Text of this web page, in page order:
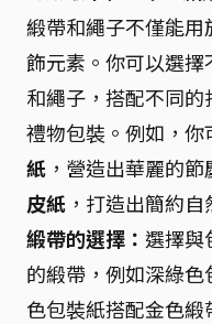
緞帶和繩子不僅能
飾元素。你可以選
和繩子，搭配不同
禮物包裝。例如，你
紙 ，營造出華麗的
皮紙 ，打造出簡約自
緞帶的選擇： 選擇與
的緞帶，例如深綠
色包裝紙搭配金色緞